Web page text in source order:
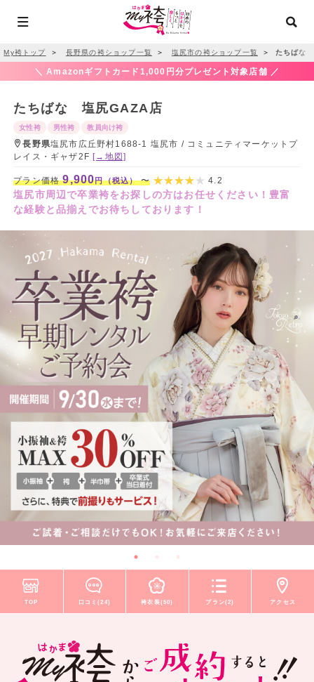
My袴トップ ＞ 長野県の袴ショップ一覧 ＞ 塩尻市の袴ショップ一覧 ＞ たちばな
＼ Amazonギフトカード1,000円分プレゼント対象店舗 ／
たちばな 塩尻GAZA店
女性袴 男性袴 教員向け袴
長野県塩尻市広丘野村1688-1 塩尻市 / コミュニティマーケットプ
レイス・ギャザ2F[→地図]
プラン価格9,900円（税込）〜 4.2
塩尻市周辺で卒業袴をお探しの方はお任せください！豊富
な経験と品揃えでお待ちしております！
TOP 口コミ(24) 袴衣装(50) プラン(2) アクセス